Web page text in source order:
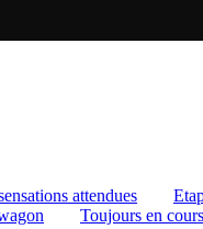
attendues
Toujours en